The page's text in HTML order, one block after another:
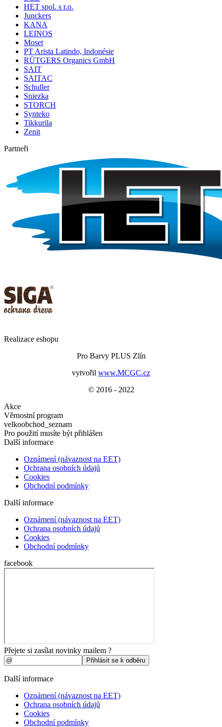
HET spol. s r.o.
Junckers
KANA
LEINOS
Moset
PT Arista Latindo, Indonésie
RÜTGERS Organics GmbH
SAIT
SAITAC
Schuller
Sniezka
STORCH
Synteko
Tikkurila
Zenit
Partneři
Realizace eshopu
Pro Barvy PLUS Zlín
vytvořil www.MCGC.cz
© 2016 - 2022
Akce
Věrnostní program
velkoobchod_seznam
Pro použití musíte být přihlášen
Další informace
Oznámení (návaznost na EET)
Ochrana osobních údajů
Cookies
Obchodní podmínky
Další informace
Oznámení (návaznost na EET)
Ochrana osobních údajů
Cookies
Obchodní podmínky
facebook
Přejete si zasílat novinky mailem ?
Další informace
Oznámení (návaznost na EET)
Ochrana osobních údajů
Cookies
Obchodní podmínky